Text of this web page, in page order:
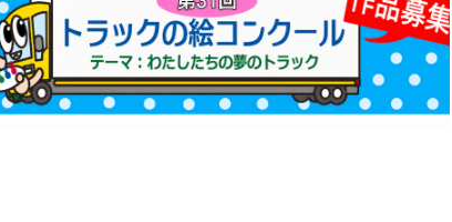
て [2026/04/14]
鹿児島県阿久根市からの「大型トラックの市道阿久根出水線（旧
広域農道）の通行について（依頼）」について（再周
知） [2025/06/06]